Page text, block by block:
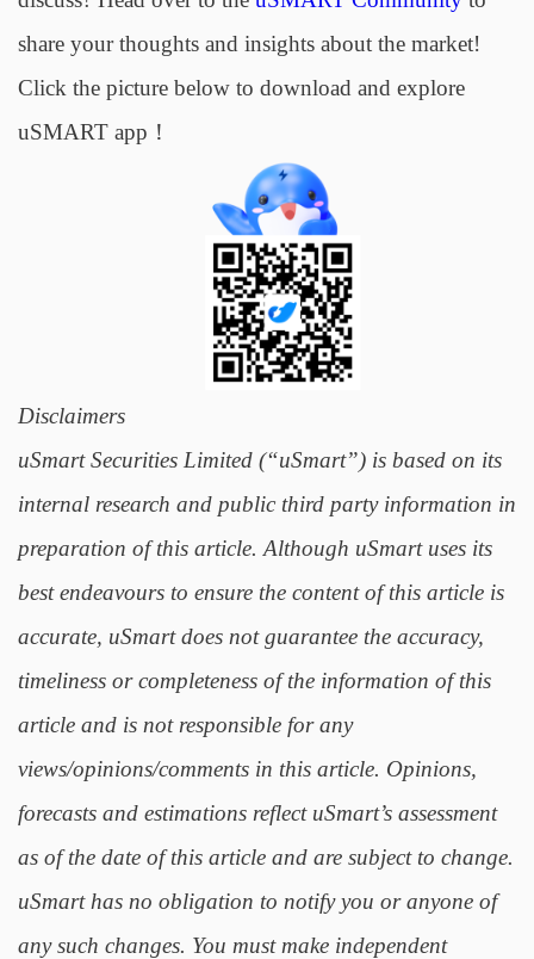
share your thoughts and insights about the market!
Click the picture below to download and explore
uSMART app！
Disclaimers
uSmart Securities Limited (“uSmart”) is based on its
internal research and public third party information in
preparation of this article. Although uSmart uses its
best endeavours to ensure the content of this article is
accurate, uSmart does not guarantee the accuracy,
timeliness or completeness of the information of this
article and is not responsible for any
views/opinions/comments in this article. Opinions,
forecasts and estimations reflect uSmart’s assessment
as of the date of this article and are subject to change.
uSmart has no obligation to notify you or anyone of
any such changes. You must make independent